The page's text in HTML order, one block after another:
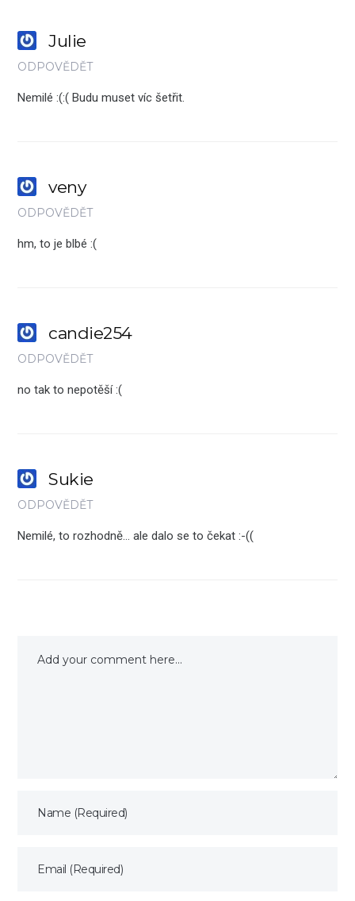
Julie
ODPOVĚDĚT
Nemilé :(:( Budu muset víc šetřit.
veny
ODPOVĚDĚT
hm, to je blbé :(
candie254
ODPOVĚDĚT
no tak to nepotěší :(
Sukie
ODPOVĚDĚT
Nemilé, to rozhodně… ale dalo se to čekat :-((